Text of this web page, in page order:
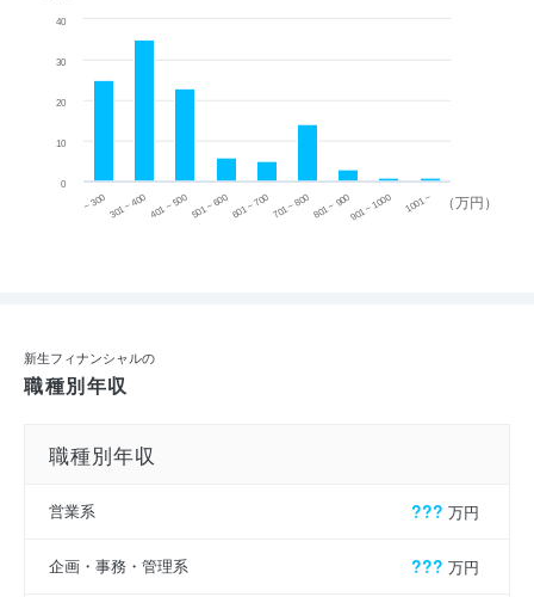
（万円）
~ 300 301 ~ 400 401 ~ 500501 ~ 600601 ~ 700701 ~ 800801 ~ 900901 ~ 1000 1001 ~
0
10
20
30
40
新生フィナンシャルの
職種別年収
職種別年収
営業系 ??? 万円
企画・事務・管理系 ??? 万円